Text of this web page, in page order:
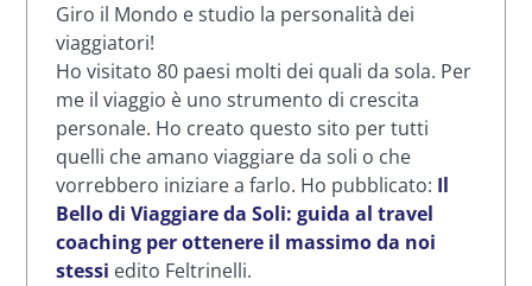
Giro il Mondo e studio la personalità dei
viaggiatori!
Ho visitato 80 paesi molti dei quali da sola. Per
me il viaggio è uno strumento di crescita
personale. Ho creato questo sito per tutti
quelli che amano viaggiare da soli o che
vorrebbero iniziare a farlo. Ho pubblicato: Il
Bello di Viaggiare da Soli: guida al travel
coaching per ottenere il massimo da noi
stessi edito Feltrinelli.